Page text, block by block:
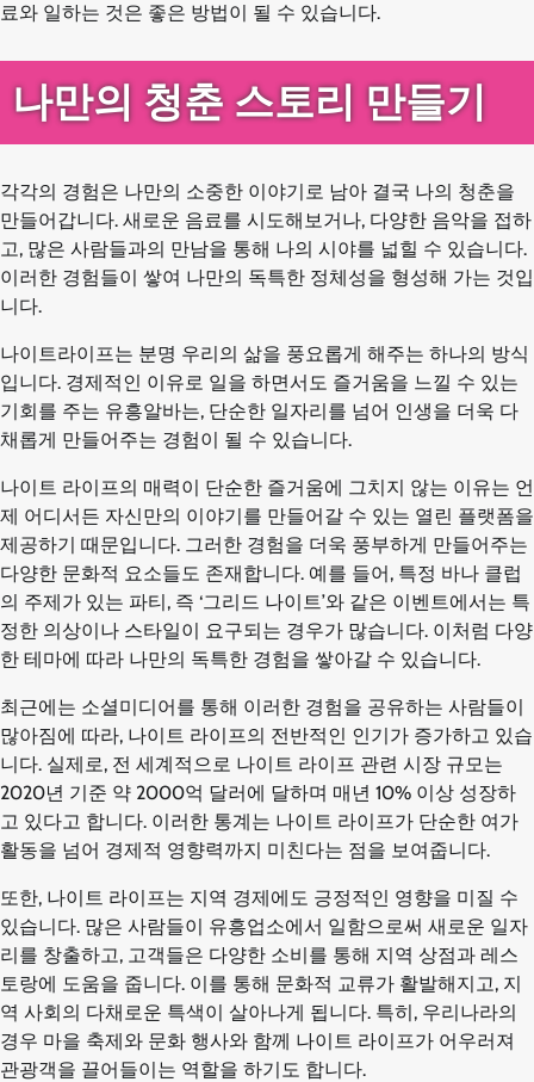
료와 일하는 것은 좋은 방법이 될 수 있습니다.
나만의 청춘 스토리 만들기
각각의 경험은 나만의 소중한 이야기로 남아 결국 나의 청춘을
만들어갑니다. 새로운 음료를 시도해보거나, 다양한 음악을 접하
고, 많은 사람들과의 만남을 통해 나의 시야를 넓힐 수 있습니다.
이러한 경험들이 쌓여 나만의 독특한 정체성을 형성해 가는 것입
니다.
나이트라이프는 분명 우리의 삶을 풍요롭게 해주는 하나의 방식
입니다. 경제적인 이유로 일을 하면서도 즐거움을 느낄 수 있는
기회를 주는 유흥알바는, 단순한 일자리를 넘어 인생을 더욱 다
채롭게 만들어주는 경험이 될 수 있습니다.
나이트 라이프의 매력이 단순한 즐거움에 그치지 않는 이유는 언
제 어디서든 자신만의 이야기를 만들어갈 수 있는 열린 플랫폼을
제공하기 때문입니다. 그러한 경험을 더욱 풍부하게 만들어주는
다양한 문화적 요소들도 존재합니다. 예를 들어, 특정 바나 클럽
의 주제가 있는 파티, 즉 ‘그리드 나이트’와 같은 이벤트에서는 특
정한 의상이나 스타일이 요구되는 경우가 많습니다. 이처럼 다양
한 테마에 따라 나만의 독특한 경험을 쌓아갈 수 있습니다.
최근에는 소셜미디어를 통해 이러한 경험을 공유하는 사람들이
많아짐에 따라, 나이트 라이프의 전반적인 인기가 증가하고 있습
니다. 실제로, 전 세계적으로 나이트 라이프 관련 시장 규모는
2020년 기준 약 2000억 달러에 달하며 매년 10% 이상 성장하
고 있다고 합니다. 이러한 통계는 나이트 라이프가 단순한 여가
활동을 넘어 경제적 영향력까지 미친다는 점을 보여줍니다.
또한, 나이트 라이프는 지역 경제에도 긍정적인 영향을 미질 수
있습니다. 많은 사람들이 유흥업소에서 일함으로써 새로운 일자
리를 창출하고, 고객들은 다양한 소비를 통해 지역 상점과 레스
토랑에 도움을 줍니다. 이를 통해 문화적 교류가 활발해지고, 지
역 사회의 다채로운 특색이 살아나게 됩니다. 특히, 우리나라의
경우 마을 축제와 문화 행사와 함께 나이트 라이프가 어우러져
관광객을 끌어들이는 역할을 하기도 합니다.